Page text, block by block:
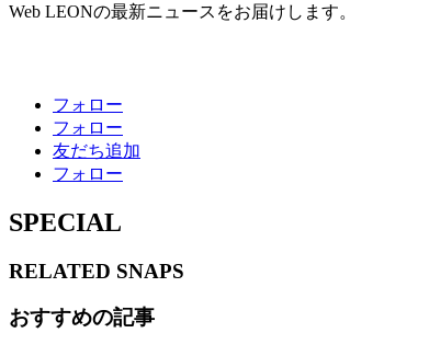
Web LEONの最新ニュースをお届けします。
フォロー
フォロー
友だち追加
フォロー
SPECIAL
RELATED SNAPS
おすすめの記事